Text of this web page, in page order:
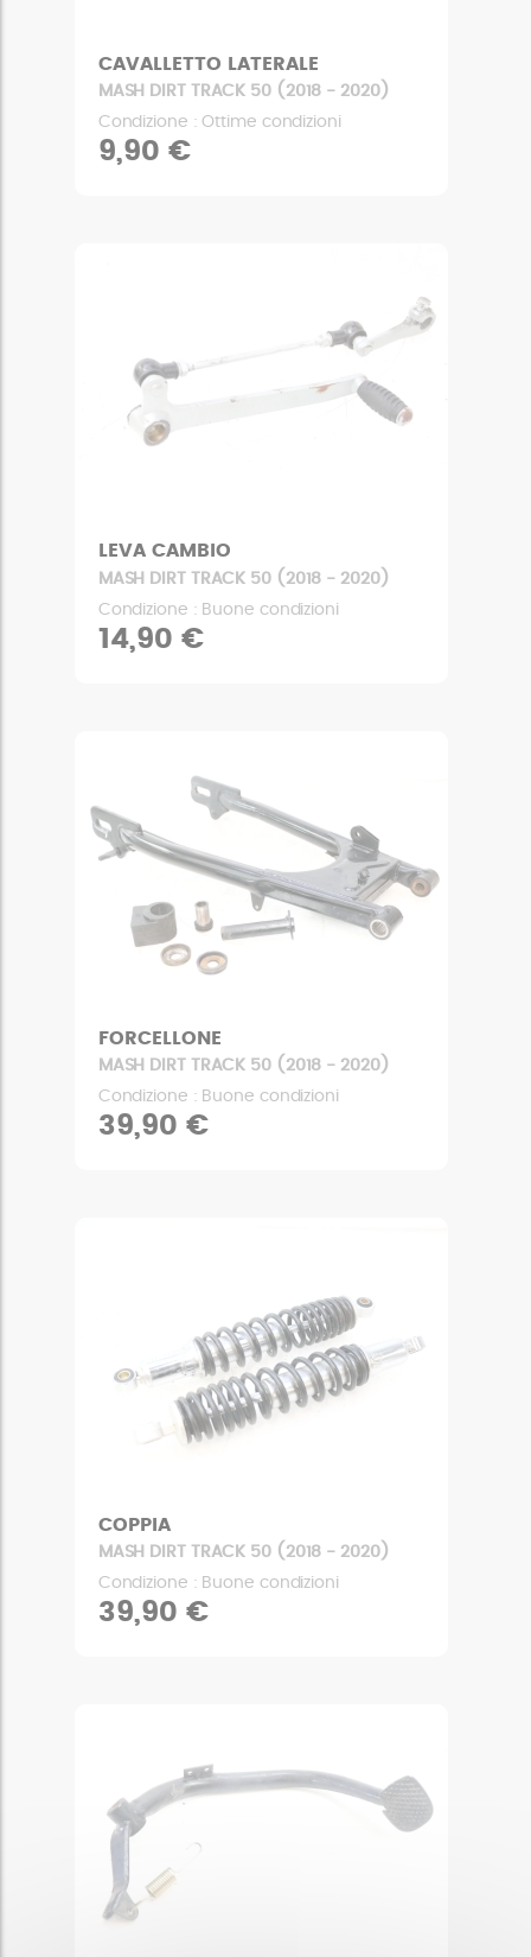
CAVALLETTO LATERALE
MASH DIRT TRACK 50 (2018 - 2020)
Condizione : Ottime condizioni
9,90 €
LEVA CAMBIO
MASH DIRT TRACK 50 (2018 - 2020)
Condizione : Buone condizioni
14,90 €
FORCELLONE
MASH DIRT TRACK 50 (2018 - 2020)
Condizione : Buone condizioni
39,90 €
COPPIA
MASH DIRT TRACK 50 (2018 - 2020)
Condizione : Buone condizioni
39,90 €